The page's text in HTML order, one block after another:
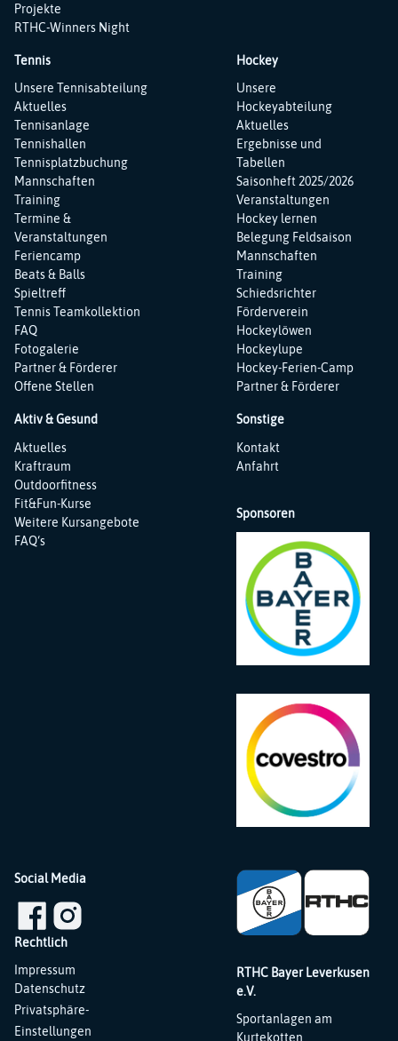
Projekte
RTHC-Winners Night
Tennis
Navigation
überspringen
Unsere Tennisabteilung
Aktuelles
Tennisanlage
Tennishallen
Tennisplatzbuchung
Mannschaften
Training
Termine &
Veranstaltungen
Feriencamp
Beats & Balls
Spieltreff
Tennis Teamkollektion
FAQ
Fotogalerie
Partner & Förderer
Offene Stellen
Hockey
Navigation
überspringen
Unsere
Hockeyabteilung
Aktuelles
Ergebnisse und
Tabellen
Saisonheft 2025/2026
Veranstaltungen
Hockey lernen
Belegung Feldsaison
Mannschaften
Training
Schiedsrichter
Förderverein
Hockeylöwen
Hockeylupe
Hockey-Ferien-Camp
Partner & Förderer
Aktiv & Gesund
Navigation
überspringen
Aktuelles
Kraftraum
Outdoorfitness
Fit&Fun-Kurse
Weitere Kursangebote
FAQ‘s
Sonstige
Navigation
überspringen
Kontakt
Anfahrt
Sponsoren
Social Media
Rechtlich
Navigation
überspringen
Impressum
Datenschutz
Privatsphäre-
Einstellungen
RTHC Bayer Leverkusen
e.V.
Sportanlagen am
Kurtekotten